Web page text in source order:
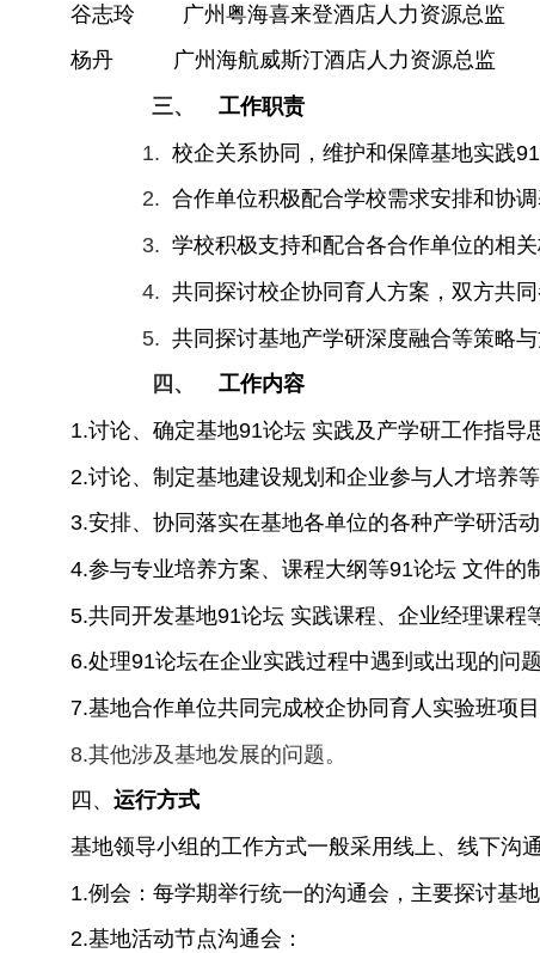
谷志玲 广州粤海喜来登酒店人力资源总监
杨丹 广州海航威斯汀酒店人力资源总监
三、
工作职责
1. 校企关系协同，维护和保障基地实践
2. 合作单位积极配合学校需求安排和协
3. 学校积极支持和配合各合作单位的相关
4. 共同探讨校企协同育人方案，双方共
5. 共同探讨基地产学研深度融合等策略与
四、
工作内容
1.讨论、确定基地91论坛 实践及产学研工作指导
2.讨论、制定基地建设规划和企业参与人才培养等
3.安排、协同落实在基地各单位的各种产学研活动
4.参与专业培养方案、课程大纲等91论坛 文件的
5.共同开发基地91论坛 实践课程、企业经理课程
6.处理91论坛在企业实践过程中遇到或出现的问题
7.基地合作单位共同完成校企协同育人实验班项
8.其他涉及基地发展的问题。
四、 运行方式
基地领导小组的工作方式一般采用线上、线下沟
1.例会：每学期举行统一的沟通会，主要探讨基
2.基地活动节点沟通会：